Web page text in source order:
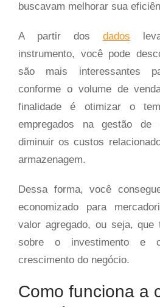
buscavam melhorar sua
A partir dos dados
instrumento, você pode
são mais interessantes
conforme o volume de
finalidade é otimizar o
empregados na gestão
diminuir os custos
armazenagem.
Dessa forma, você
economizado para
valor agregado, ou seja, que
sobre o investimento e
crescimento do negócio.
Como funciona a